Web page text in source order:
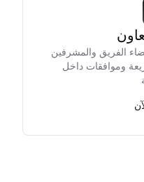
الفريق والمشرفين
وموافقات داخل